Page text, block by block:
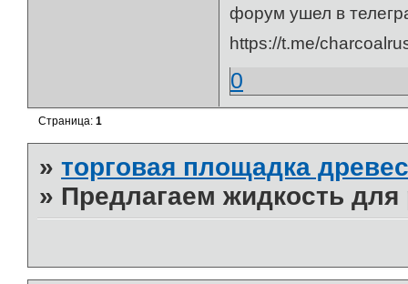
форум ушел в
https://t.me/
0
Страница:1
»торговая площадка
» Предлагаем жидкость для